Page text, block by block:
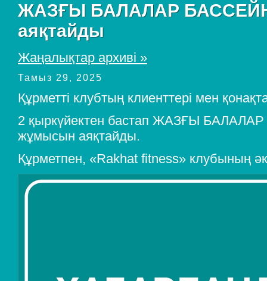
ЖАЗҒЫ БАЛАЛАР
аяқтайды
Жаңалықтар архиві »
Тамыз 29, 2025
Құрметті клубтың клиенттері мен
2 қыркүйектен бастап ЖАЗҒЫ
жұмысын аяқтайды.
Құрметпен, «Rakhat fitness» клубының